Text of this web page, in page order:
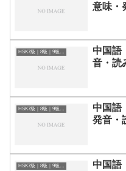
意味・
HSK7級｜8級｜9級レベルの中国語
中国語
音・読
HSK7級｜8級｜9級レベルの中国語
中国語
発音・
HSK7級｜8級｜9級レベルの中国語
中国語